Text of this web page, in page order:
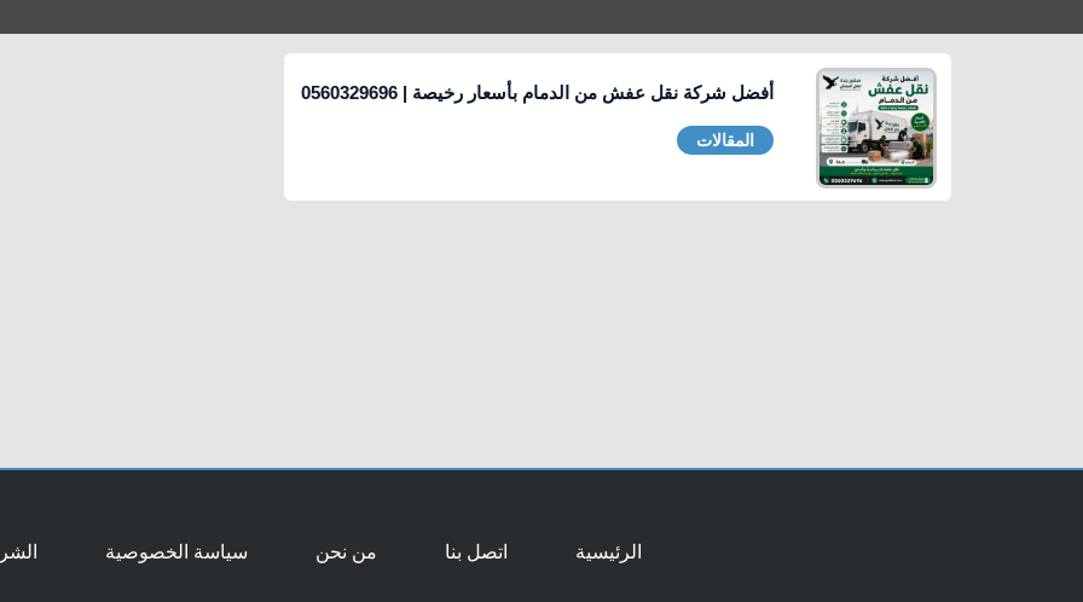
أفضل شركة نقل عفش من الدمام بأسعار رخيصة | 0560329696
المقالات
الرئيسية اتصل بنا من نحن سياسة الخصوصية